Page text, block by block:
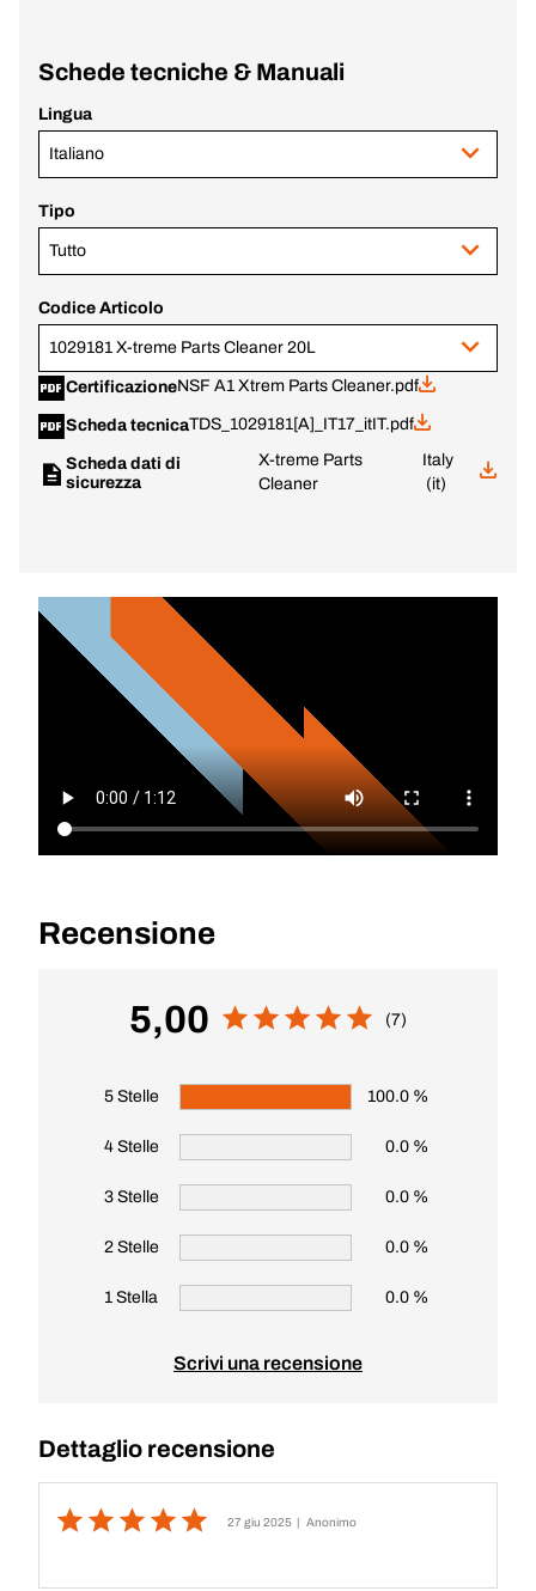
Schede tecniche & Manuali
Lingua
Italiano
Tipo
Tutto
Codice Articolo
1029181 X-treme Parts Cleaner 20L
CertificazioneNSF A1 Xtrem Parts Cleaner.pdf
Scheda tecnicaTDS_1029181[A]_IT17_itIT.pdf
Scheda dati di
sicurezza
X-treme Parts
Cleaner
Italy
(it)
Recensione
5,00 (7)
5 Stelle 100.0 %
4 Stelle 0.0 %
3 Stelle 0.0 %
2 Stelle 0.0 %
1 Stella 0.0 %
Scrivi una recensione
Dettaglio recensione
27 giu 2025 | Anonimo